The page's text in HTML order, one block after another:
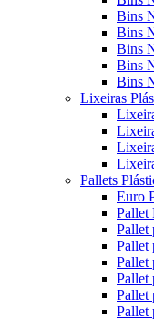
Bins
Bins
Bins
Bins
Bins
Lixeiras
Pallets
Euro
Pallet
Pallet
Pallet
Pallet
Pallet
Pallet
Pallet